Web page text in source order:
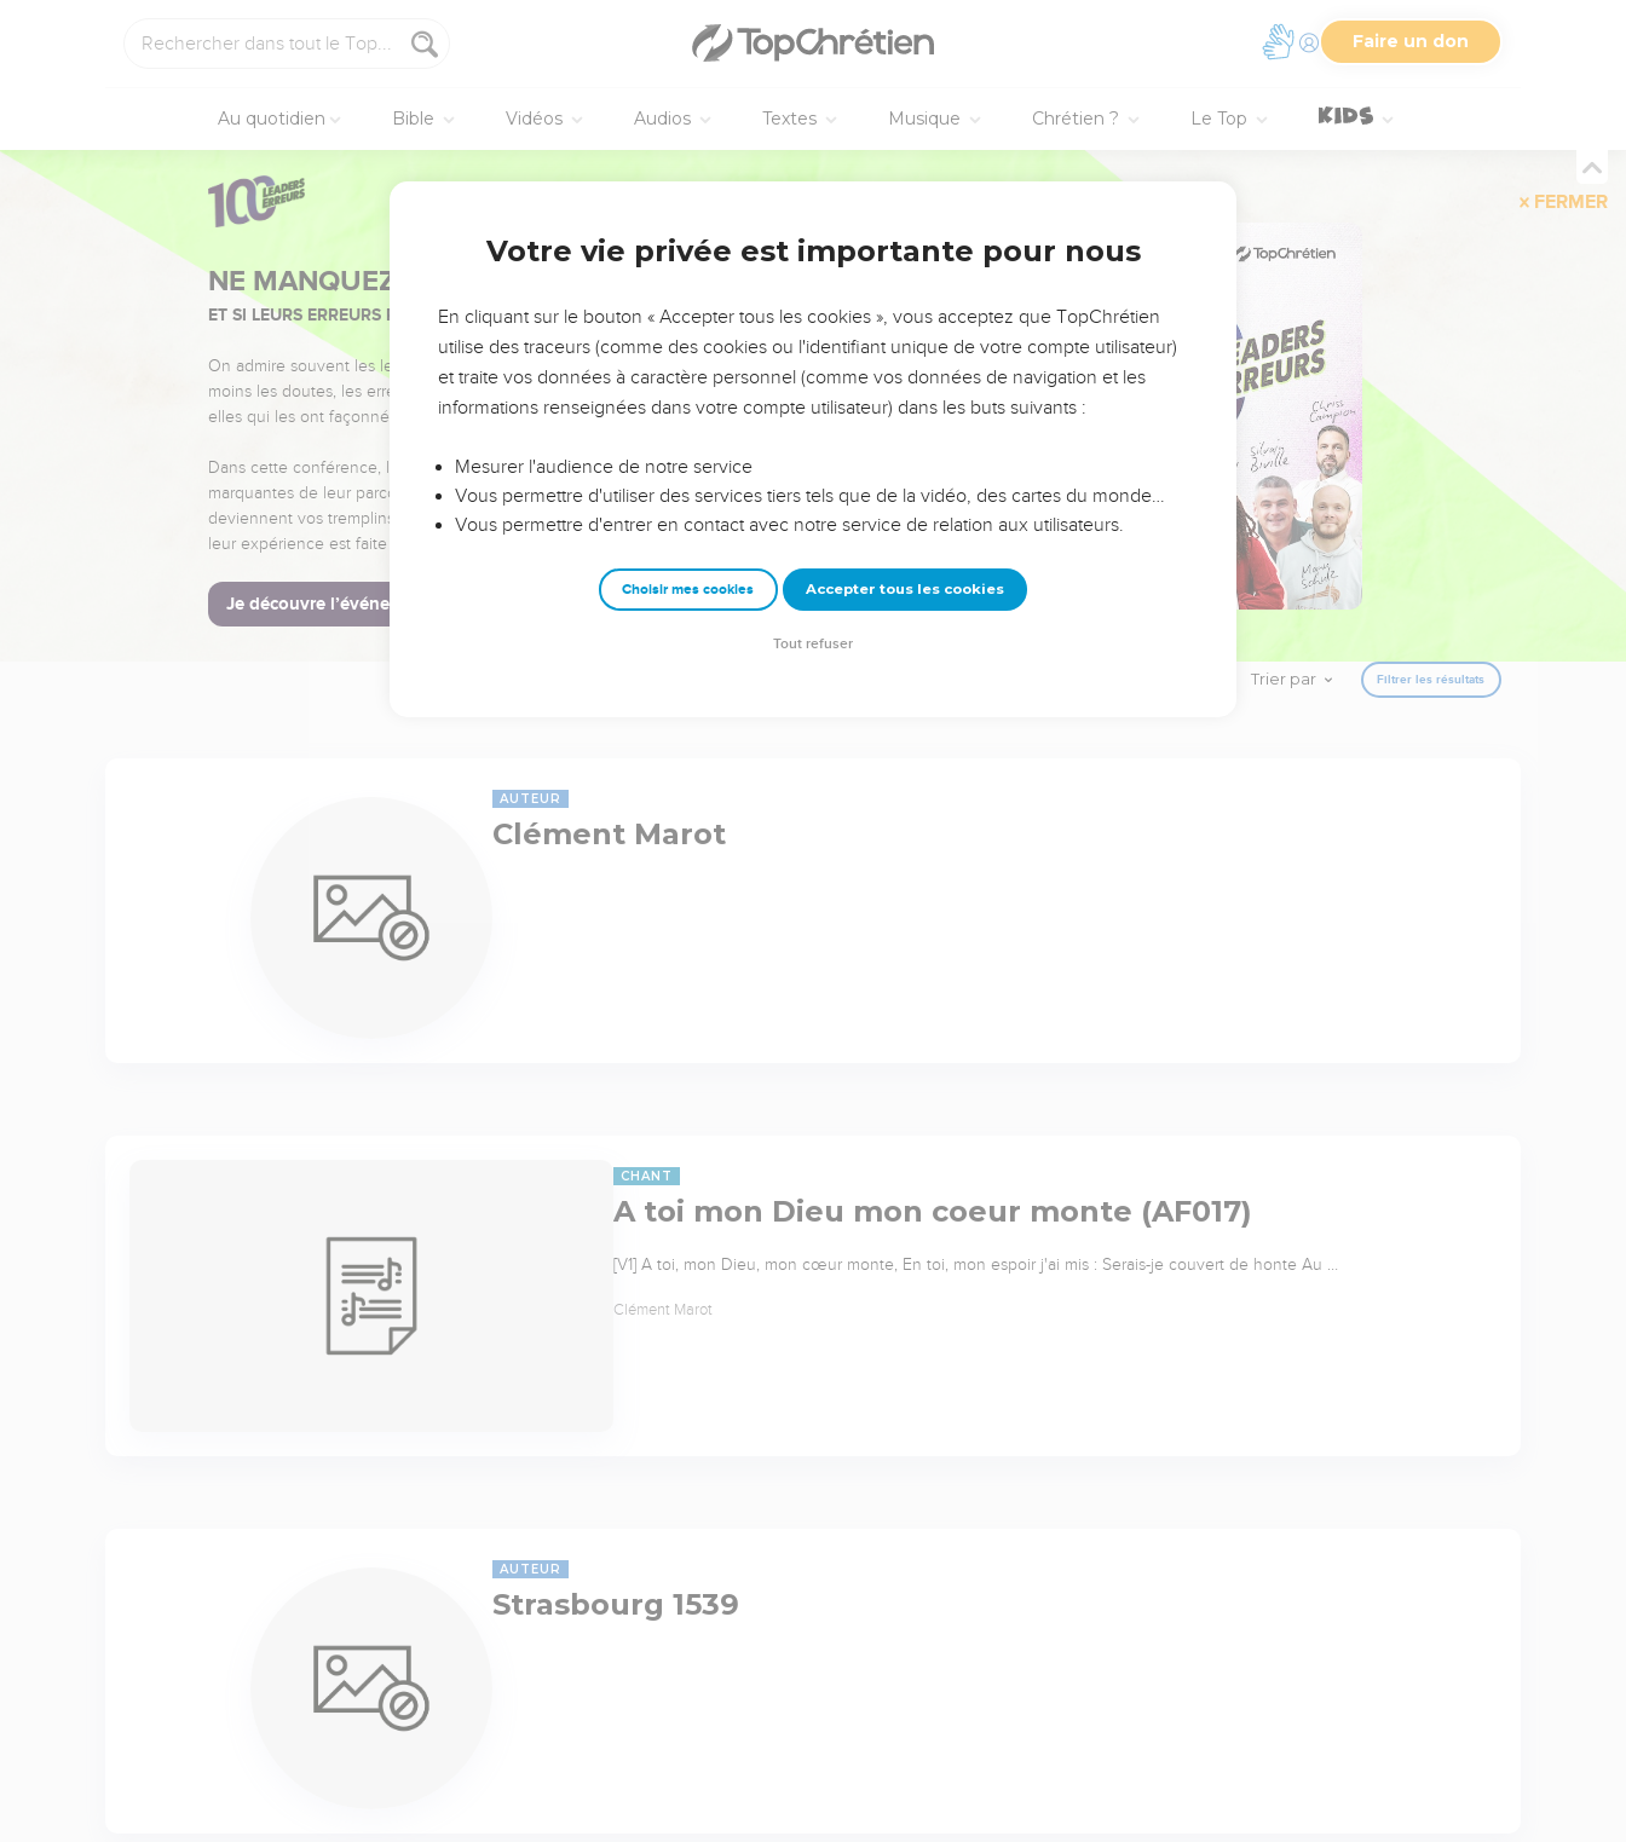
Faire un don
Au quotidien Bible Vidéos Audios Textes Musique Chrétien ? Le Top
FERMER
NE MANQUEZ PAS L’ÉVÉNEMENT DE L’ANNÉE !
ET SI LEURS ERREURS POUVAIENT VOUS ÉVITER LES VOTRES ?
On admire souvent les leaders pour leurs réussites, leur impact, leur foi ou leur vision. Mais on voit
moins les doutes, les erreurs et les saisons difficiles qu'ils ont traversés, alors même que ce sont
elles qui les ont façonnés.
Dans cette conférence, leaders, entrepreneurs, et responsables reviennent sur les erreurs
marquantes de leur parcours et les clés pour avancer avec plus de sagesse afin que leurs erreurs
deviennent vos tremplins. Que vous guidiez un ministère, une équipe, un groupe ou une famille,
leur expérience est faite pour vous.
Je découvre l’événement
Trier par Filtrer les résultats
AUTEUR
Clément Marot
CHANT
A toi mon Dieu mon coeur monte (AF017)
[V1] A toi, mon Dieu, mon cœur monte, En toi, mon espoir j'ai mis : Serais-je couvert de honte Au …
Clément Marot
AUTEUR
Strasbourg 1539
Votre vie privée est importante pour nous
En cliquant sur le bouton « Accepter tous les cookies », vous acceptez que TopChrétien
utilise des traceurs (comme des cookies ou l'identifiant unique de votre compte utilisateur)
et traite vos données à caractère personnel (comme vos données de navigation et les
informations renseignées dans votre compte utilisateur) dans les buts suivants :
Mesurer l'audience de notre service
Vous permettre d'utiliser des services tiers tels que de la vidéo, des cartes du monde…
Vous permettre d'entrer en contact avec notre service de relation aux utilisateurs.
Choisir mes cookies Accepter tous les cookies
Tout refuser